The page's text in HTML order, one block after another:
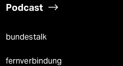
Podcast
bundestalk
fernverbindung